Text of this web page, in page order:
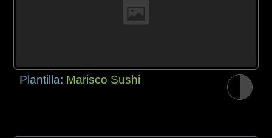
Plantilla: Marisco Sushi